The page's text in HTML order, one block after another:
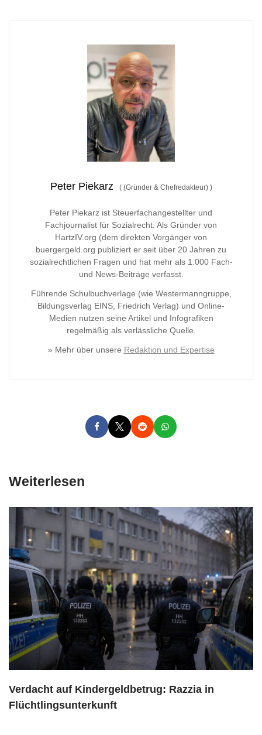
Peter Piekarz ((Gründer & Chefredakteur) )
Peter Piekarz ist Steuerfachangestellter und
Fachjournalist für Sozialrecht. Als Gründer von
HartzIV.org (dem direkten Vorgänger von
buergergeld.org publiziert er seit über 20 Jahren zu
sozialrechtlichen Fragen und hat mehr als 1.000 Fach-
und News-Beiträge verfasst.
Führende Schulbuchverlage (wie Westermanngruppe,
Bildungsverlag EINS, Friedrich Verlag) und Online-
Medien nutzen seine Artikel und Infografiken
regelmäßig als verlässliche Quelle.
» Mehr über unsere Redaktion und Expertise
Weiterlesen
Verdacht auf Kindergeldbetrug: Razzia in
Flüchtlingsunterkunft